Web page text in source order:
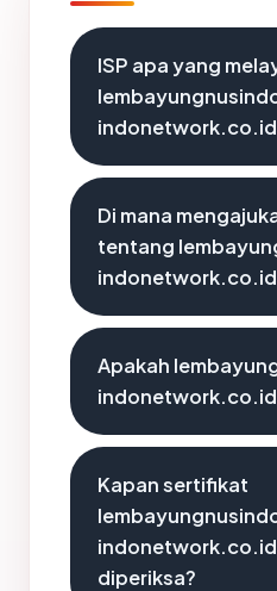
ISP apa yang
Di mana
tentang
Apakah
indonetwork.co.id
Kapan sertifikat
diperiksa?